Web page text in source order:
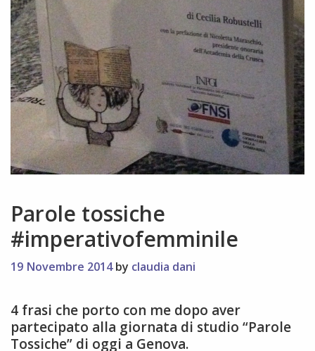
Parole tossiche
#imperativofemminile
19 Novembre 2014 by claudia dani
4 frasi che porto con me dopo aver
partecipato alla giornata di studio “Parole
Tossiche” di oggi a Genova.